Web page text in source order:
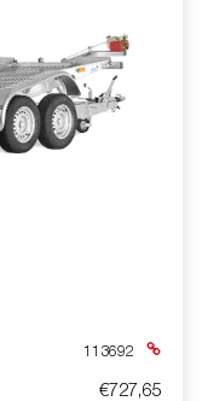
113692
€727,65